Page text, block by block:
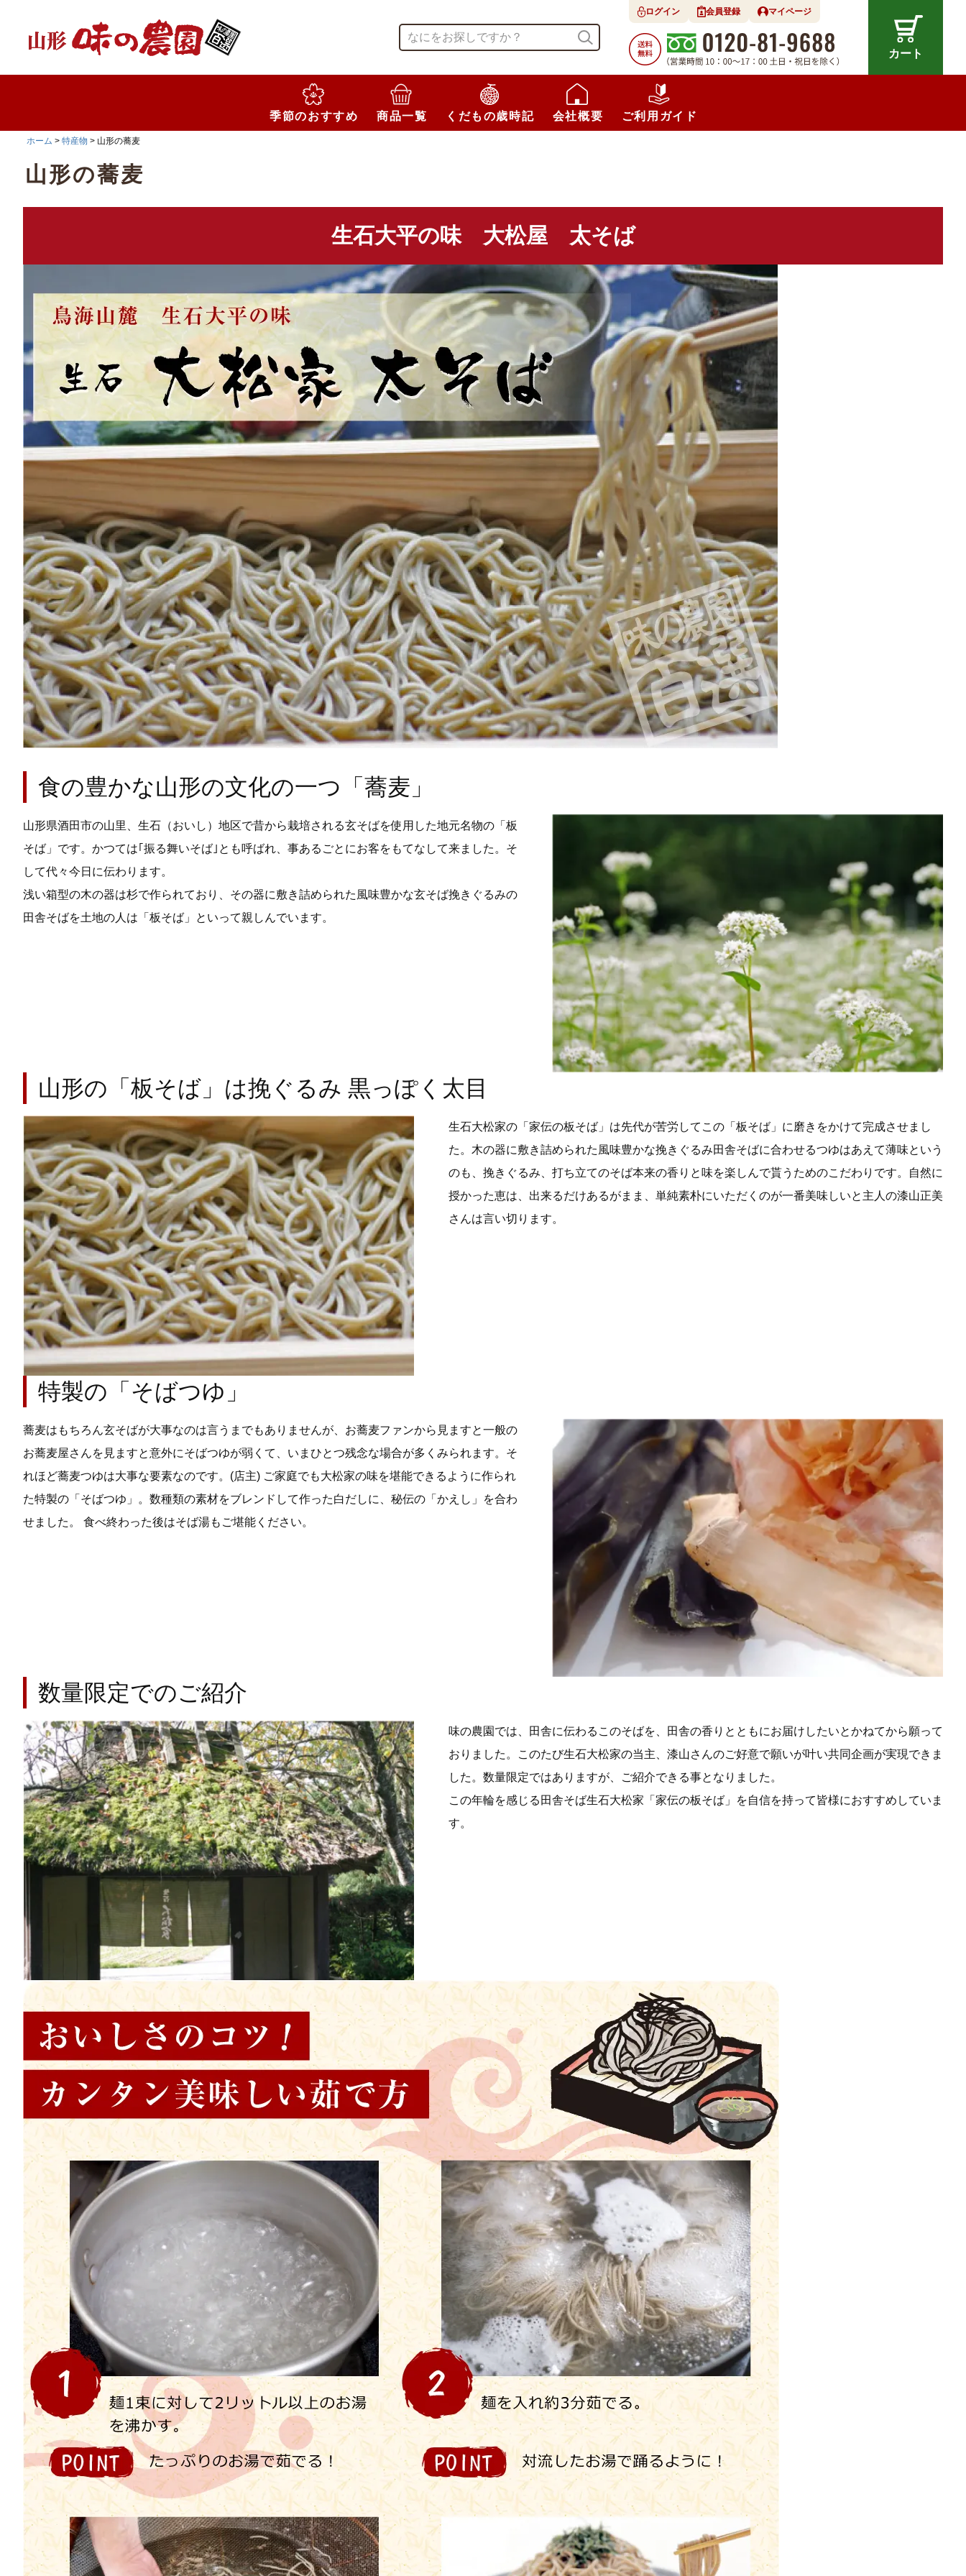
検索
ログイン 会員登録 マイページ
カート
季節のおすすめ 商品一覧 くだもの歳時記 会社概要 ご利用ガイド
ホーム 特産物 山形の蕎麦
山形の蕎麦
生石大平の味 大松屋 太そば
食の豊かな山形の文化の一つ「蕎麦」
山形県酒田市の山里、生石（おいし）地区で昔から栽培される玄そばを使用した地元名物の「板
そば」です。かつては｢振る舞いそば｣とも呼ばれ、事あるごとにお客をもてなして来ました。そ
して代々今日に伝わります。
浅い箱型の木の器は杉で作られており、その器に敷き詰められた風味豊かな玄そば挽きぐるみの
田舎そばを土地の人は「板そば」といって親しんでいます。
山形の「板そば」は挽ぐるみ 黒っぽく太目
生石大松家の「家伝の板そば」は先代が苦労してこの「板そば」に磨きをかけて完成させまし
た。木の器に敷き詰められた風味豊かな挽きぐるみ田舎そばに合わせるつゆはあえて薄味という
のも、挽きぐるみ、打ち立てのそば本来の香りと味を楽しんで貰うためのこだわりです。自然に
授かった恵は、出来るだけあるがまま、単純素朴にいただくのが一番美味しいと主人の漆山正美
さんは言い切ります。
特製の「そばつゆ」
蕎麦はもちろん玄そばが大事なのは言うまでもありませんが、お蕎麦ファンから見ますと一般の
お蕎麦屋さんを見ますと意外にそばつゆが弱くて、いまひとつ残念な場合が多くみられます。そ
れほど蕎麦つゆは大事な要素なのです。(店主) ご家庭でも大松家の味を堪能できるように作られ
た特製の「そばつゆ」。数種類の素材をブレンドして作った白だしに、秘伝の「かえし」を合わ
せました。 食べ終わった後はそば湯もご堪能ください。
数量限定でのご紹介
味の農園では、田舎に伝わるこのそばを、田舎の香りとともにお届けしたいとかねてから願って
おりました。このたび生石大松家の当主、漆山さんのご好意で願いが叶い共同企画が実現できま
した。数量限定ではありますが、ご紹介できる事となりました。
この年輪を感じる田舎そば生石大松家「家伝の板そば」を自信を持って皆様におすすめしていま
す。